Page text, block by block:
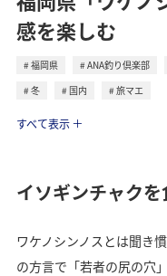
感を楽しむ
福岡県 ANA釣り倶楽部
冬
国内
旅マエ
すべて表示
イソギンチャク
ワケノシンノスとは聞き
の方言で「若者の尻の穴